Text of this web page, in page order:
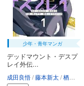
少年・青年マンガ
デッドマウント・デスプ
レイ外伝...
成田良悟 藤本新太 栖上ヤタ